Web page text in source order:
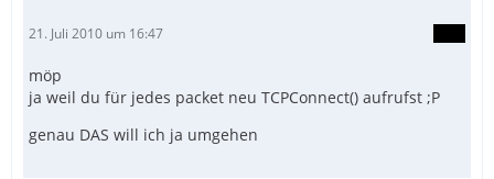
21. Juli 2010 um 16:47
möp
ja weil du für jedes packet neu TCPConnect() aufrufst ;P
genau DAS will ich ja umgehen